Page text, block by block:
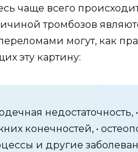
чаще всего
тромбозов
могут, как
эту картину:
конечностей, •
и другие